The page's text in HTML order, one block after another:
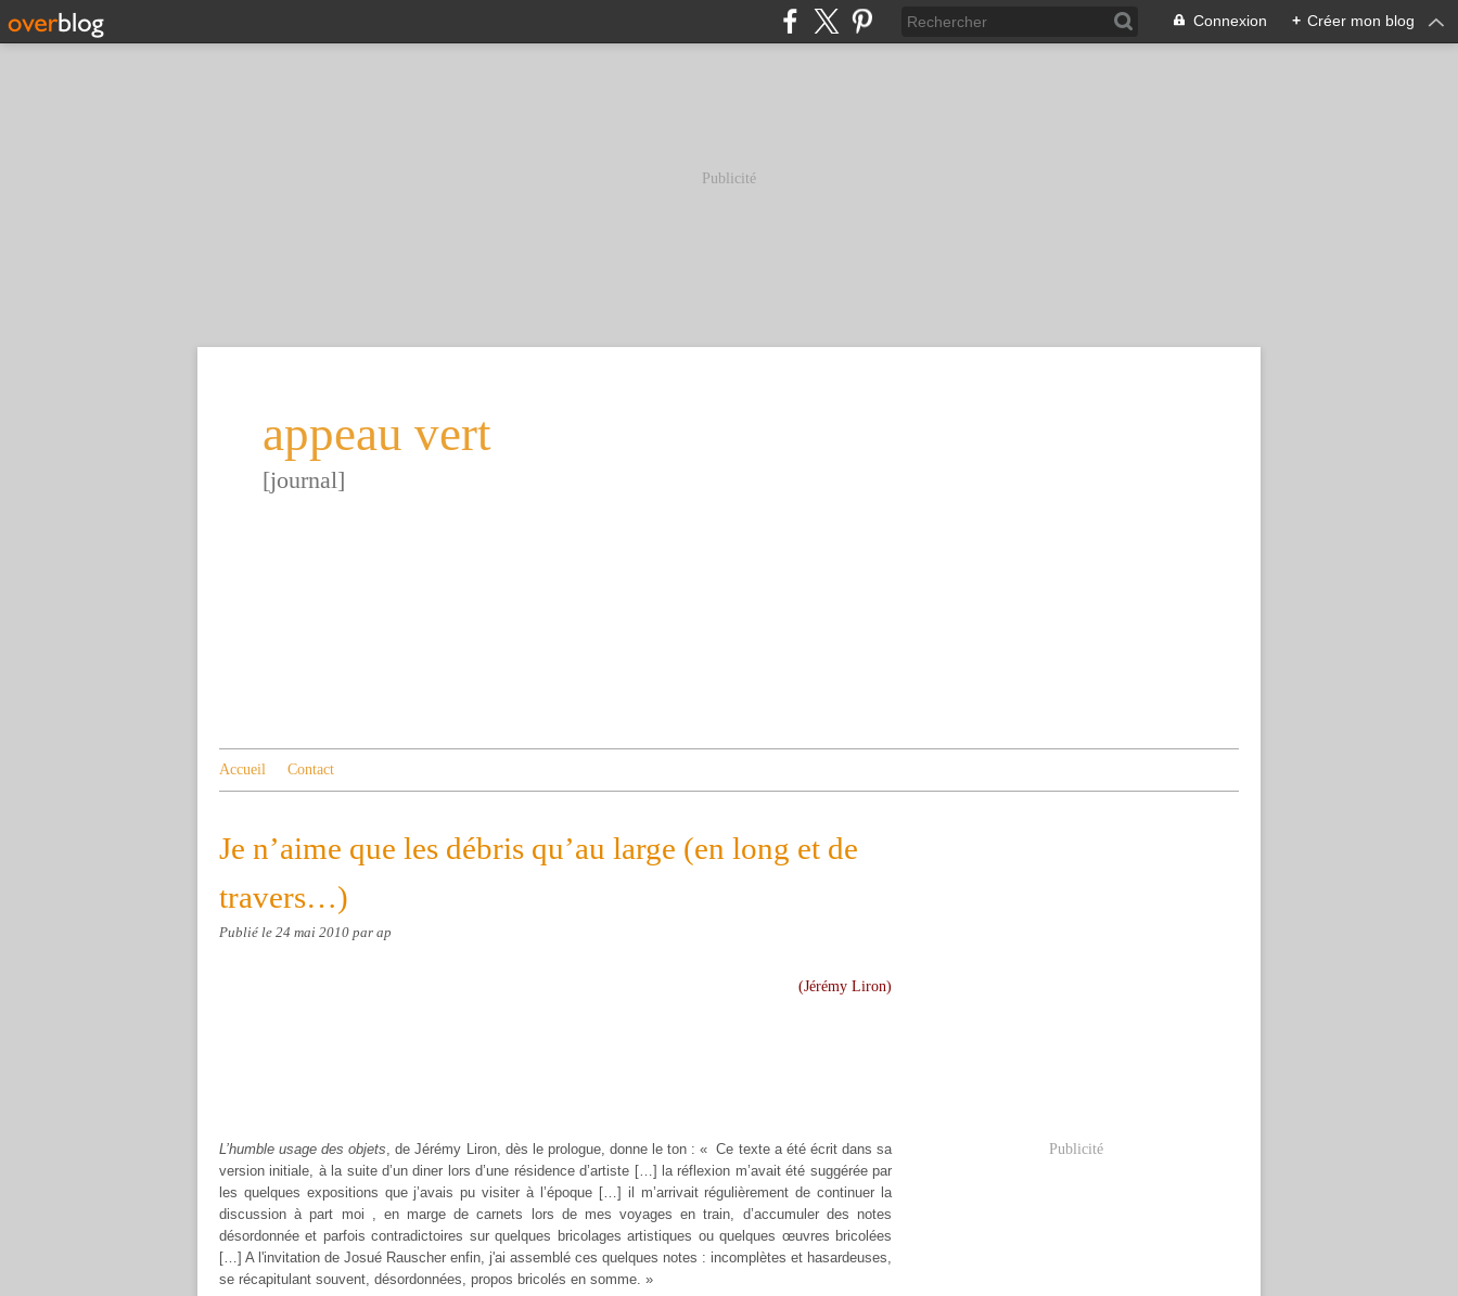
Connexion + Créer mon blog
Publicité
appeau vert
[journal]
Accueil Contact
Je n’aime que les débris qu’au large (en long et de
travers…)
Publié le 24 mai 2010 par ap
(Jérémy Liron)
L’humble usage des objets, de Jérémy Liron, dès le prologue, donne le ton : « Ce texte a été écrit dans sa
version initiale, à la suite d’un diner lors d’une résidence d’artiste […] la réflexion m’avait été suggérée par
les quelques expositions que j’avais pu visiter à l’époque […] il m’arrivait régulièrement de continuer la
discussion à part moi , en marge de carnets lors de mes voyages en train, d’accumuler des notes
désordonnée et parfois contradictoires sur quelques bricolages artistiques ou quelques œuvres bricolées
[…] A l'invitation de Josué Rauscher enfin, j'ai assemblé ces quelques notes : incomplètes et hasardeuses,
se récapitulant souvent, désordonnées, propos bricolés en somme. »
Publicité